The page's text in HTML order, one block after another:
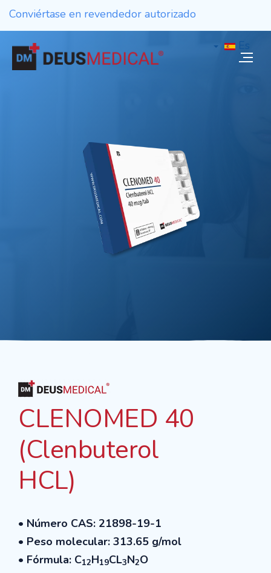
Conviértase en revendedor autorizado
Es
CLENOMED 40
(Clenbuterol
HCL)
• Número CAS: 21898-19-1
• Peso molecular: 313.65 g/mol
• Fórmula: C12H19CL3N2O